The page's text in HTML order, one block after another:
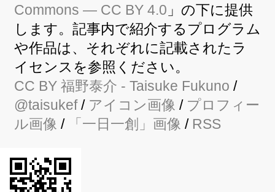
Commons — CC BY 4.0 」の下に提供
します。記事内で紹介するプログラム
や作品は、それぞれに記載されたラ
イセンスを参照ください。
CC BY 福野泰介 - Taisuke Fukuno /
@taisukef/ アイコン画像 / プロフィー
ル画像 / 「一日一創」画像 / RSS